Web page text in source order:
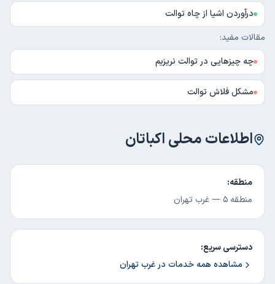
درآوردن اشیا از چاه توالت
مقالات مفید:
چه چیزهایی در توالت نریزیم
مشکل فلاش توالت
اطلاعات محلیاکباتان
منطقه:
منطقه ۵
—غرب تهران
دسترسی سریع:
مشاهده همه خدمات در غرب تهران